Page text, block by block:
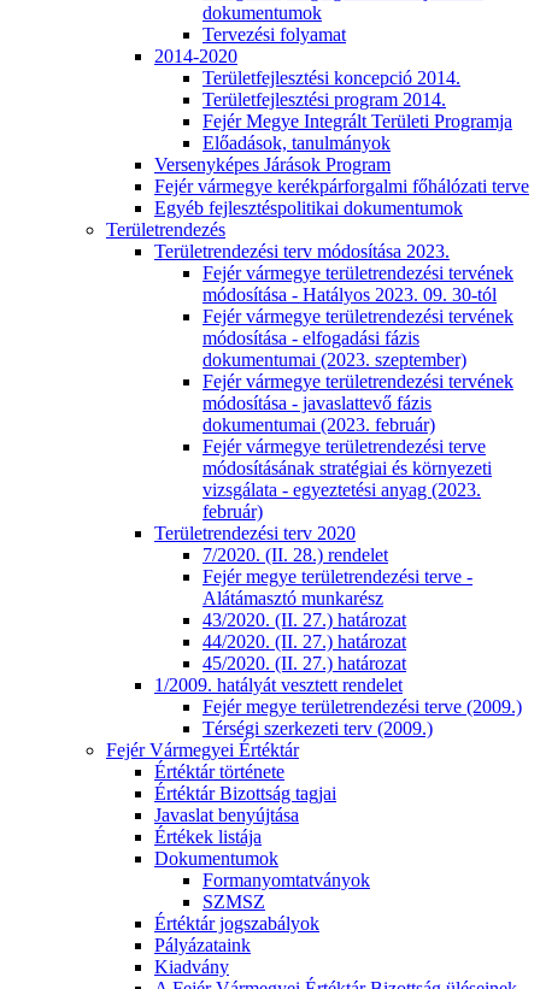
dokumentumok
Tervezési folyamat
2014-2020
Területfejlesztési koncepció 2014.
Területfejlesztési program 2014.
Fejér Megye Integrált Területi Programja
Előadások, tanulmányok
Versenyképes Járások Program
Fejér vármegye kerékpárforgalmi főhálózati terve
Egyéb fejlesztéspolitikai dokumentumok
Területrendezés
Területrendezési terv módosítása 2023.
Fejér vármegye területrendezési tervének
módosítása - Hatályos 2023. 09. 30-tól
Fejér vármegye területrendezési tervének
módosítása - elfogadási fázis
dokumentumai (2023. szeptember)
Fejér vármegye területrendezési tervének
módosítása - javaslattevő fázis
dokumentumai (2023. február)
Fejér vármegye területrendezési terve
módosításának stratégiai és környezeti
vizsgálata - egyeztetési anyag (2023.
február)
Területrendezési terv 2020
7/2020. (II. 28.) rendelet
Fejér megye területrendezési terve -
Alátámasztó munkarész
43/2020. (II. 27.) határozat
44/2020. (II. 27.) határozat
45/2020. (II. 27.) határozat
1/2009. hatályát vesztett rendelet
Fejér megye területrendezési terve (2009.)
Térségi szerkezeti terv (2009.)
Fejér Vármegyei Értéktár
Értéktár története
Értéktár Bizottság tagjai
Javaslat benyújtása
Értékek listája
Dokumentumok
Formanyomtatványok
SZMSZ
Értéktár jogszabályok
Pályázataink
Kiadvány